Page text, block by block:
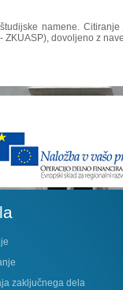
namene.
dovoljeno z
zaključnega dela